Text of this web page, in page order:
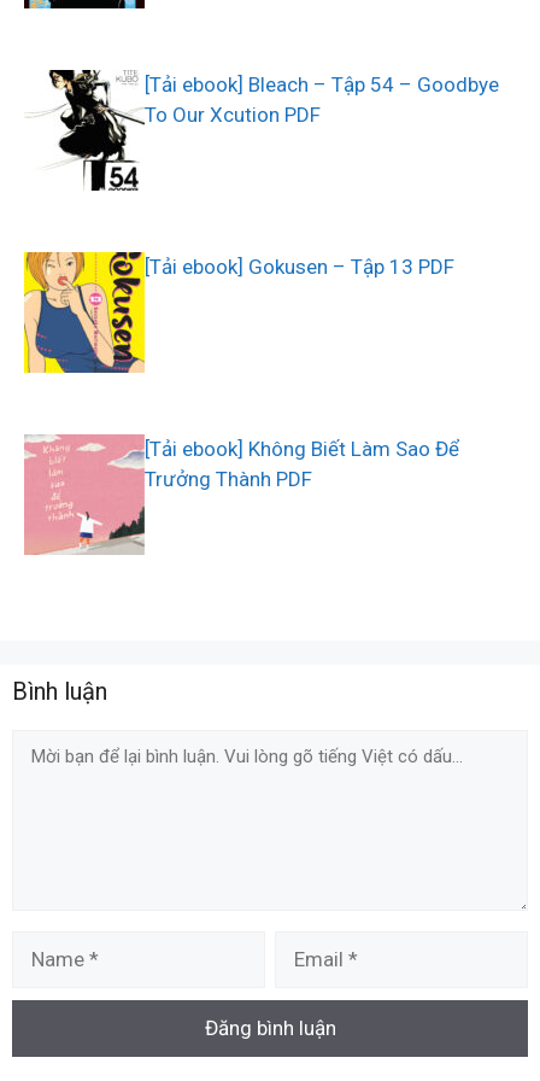
[Tải ebook] Bleach – Tập 54 – Goodbye
To Our Xcution PDF
[Tải ebook] Gokusen – Tập 13 PDF
[Tải ebook] Không Biết Làm Sao Để
Trưởng Thành PDF
Bình luận
Comment